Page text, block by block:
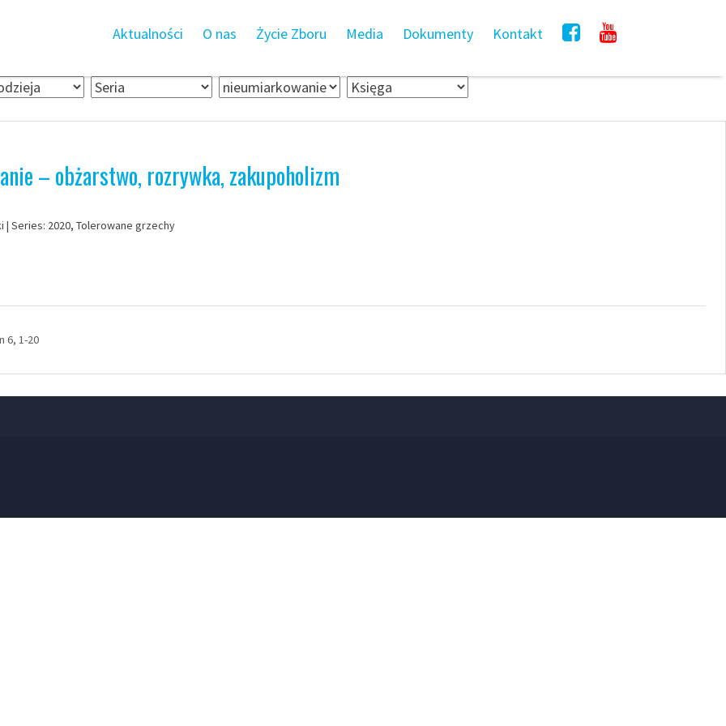
Aktualności O nas Życie Zboru Media Dokumenty Kontakt
– obżarstwo, rozrywka, zakupoholizm
| Series: 2020, Tolerowane grzechy
6, 1-20